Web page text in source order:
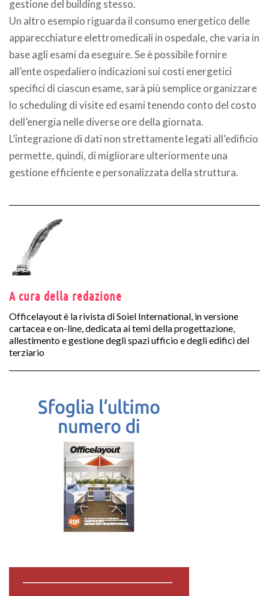
gestione del building stesso.
Un altro esempio riguarda il consumo energetico delle
apparecchiature elettromedicali in ospedale, che varia in
base agli esami da eseguire. Se è possibile fornire
all’ente ospedaliero indicazioni sui costi energetici
specifici di ciascun esame, sarà più semplice organizzare
lo scheduling di visite ed esami tenendo conto del costo
dell’energia nelle diverse ore della giornata.
L’integrazione di dati non strettamente legati all’edificio
permette, quindi, di migliorare ulteriormente una
gestione efficiente e personalizzata della struttura.
A cura della redazione
Officelayout è la rivista di Soiel International, in versione
cartacea e on-line, dedicata ai temi della progettazione,
allestimento e gestione degli spazi ufficio e degli edifici del
terziario